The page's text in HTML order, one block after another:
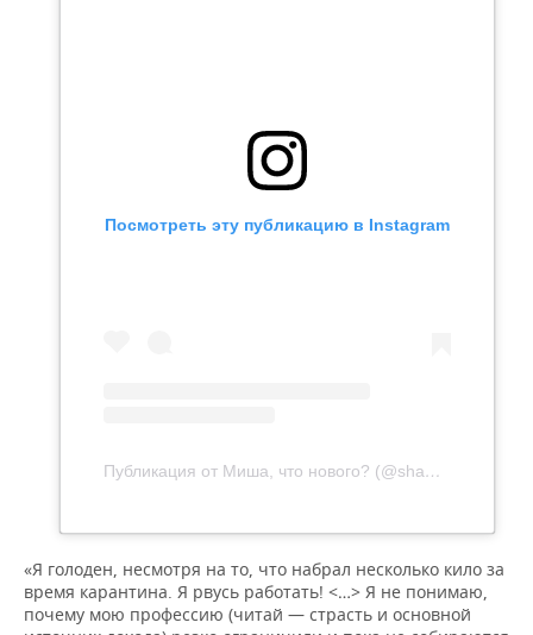
Посмотреть эту публикацию в Instagram
Публикация от Миша, что нового? (@shaolinmonk.motherfunk)
«Я голоден, несмотря на то, что набрал несколько кило за
время карантина. Я рвусь работать! <…> Я не понимаю,
почему мою профессию (читай — страсть и основной